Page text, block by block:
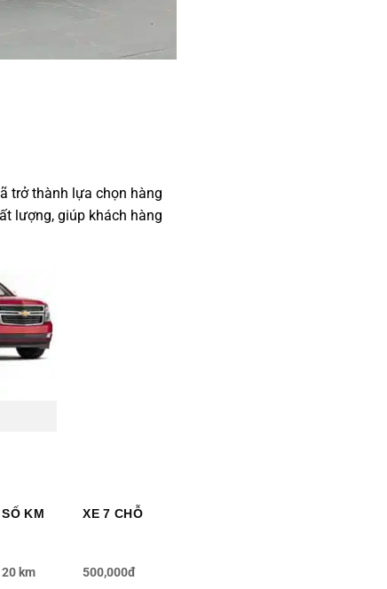
trở thành lựa chọn hàng
lượng, giúp khách hàng
SỐ KM
XE 7 CHỖ
20 km
500,000đ